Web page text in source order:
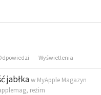
Wyświetlenia
jabłkaw MyApple Magazyn
, reżim